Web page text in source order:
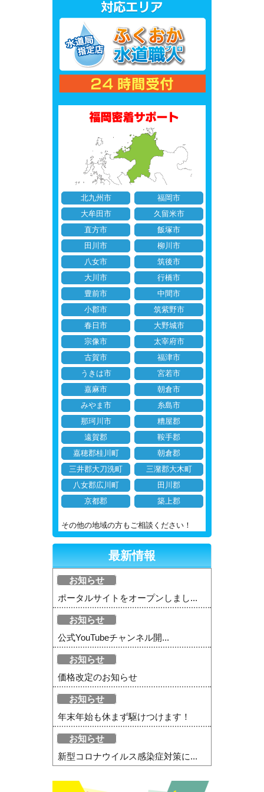
北九州市
福岡市
大牟田市
久留米市
直方市
飯塚市
田川市
柳川市
八女市
筑後市
大川市
行橋市
豊前市
中間市
小郡市
筑紫野市
春日市
大野城市
宗像市
太宰府市
古賀市
福津市
うきは市
宮若市
嘉麻市
朝倉市
みやま市
糸島市
那珂川市
糟屋郡
遠賀郡
鞍手郡
嘉穂郡桂川町
朝倉郡
三井郡大刀洗町
三潴郡大木町
八女郡広川町
田川郡
京都郡
築上郡
その他の地域の方もご相談ください！
最新情報
お知らせ
ポータルサイトをオープンしまし...
お知らせ
公式YouTubeチャンネル開...
お知らせ
価格改定のお知らせ
お知らせ
年末年始も休まず駆けつけます！
お知らせ
新型コロナウイルス感染症対策に...